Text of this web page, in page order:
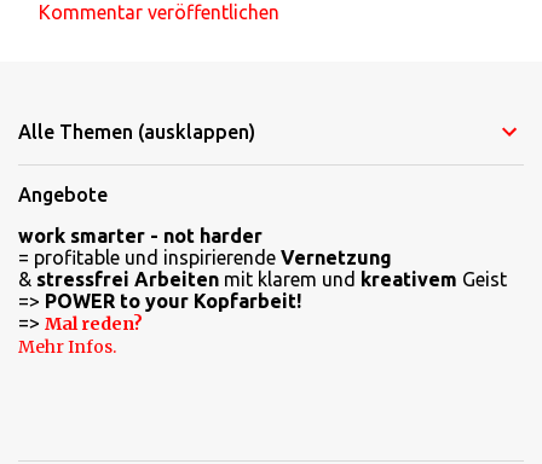
m
n
t
a
r
e
Kommentar veröffentlichen
Alle Themen (ausklappen)
Angebote
work smarter - not harder
= profitable und inspirierende Vernetzung
& stressfrei Arbeiten mit klarem und kreativem Geist
=> POWER to your Kopfarbeit!
=> Mal reden?
Mehr Infos.